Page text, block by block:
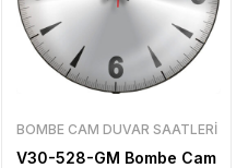
BOMBE CAM DUVAR SAATLERI
V30-528-GM Bombe Cam